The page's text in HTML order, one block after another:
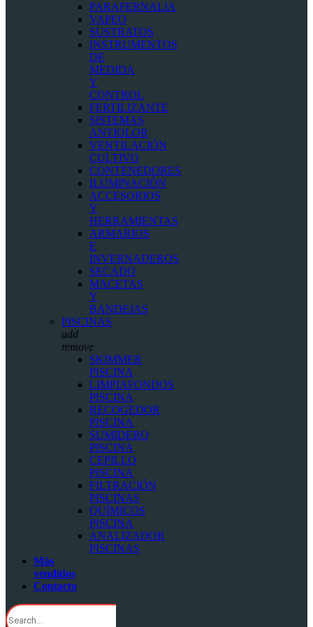
PARAFERNALIA
VAPEO
SUSTRATOS
INSTRUMENTOS
DE
MEDIDA
Y
CONTROL
FERTILIZANTE
SISTEMAS
ANTIOLOR
VENTILACIÓN
CULTIVO
CONTENEDORES
ILUMINACIÓN
ACCESORIOS
Y
HERRAMIENTAS
ARMARIOS
E
INVERNADEROS
SECADO
MACETAS
Y
BANDEJAS
PISCINAS
add
remove
SKIMMER
PISCINA
LIMPIAFONDOS
PISCINA
RECOGEDOR
PISCINA
SUMIDERO
PISCINA
CEPILLO
PISCINA
FILTRACIÓN
PISCINAS
QUÍMICOS
PISCINA
ANALIZADOR
PISCINAS
Más
vendidos
Contacto